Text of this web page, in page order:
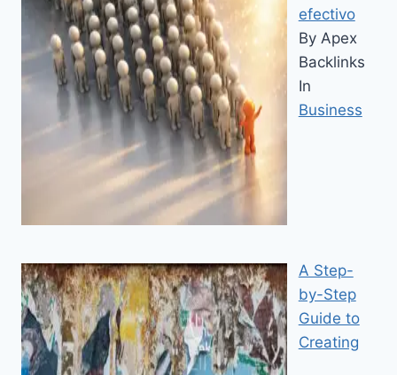
efectivo
By Apex
Backlinks
In
Business
A Step-
by-Step
Guide to
Creating